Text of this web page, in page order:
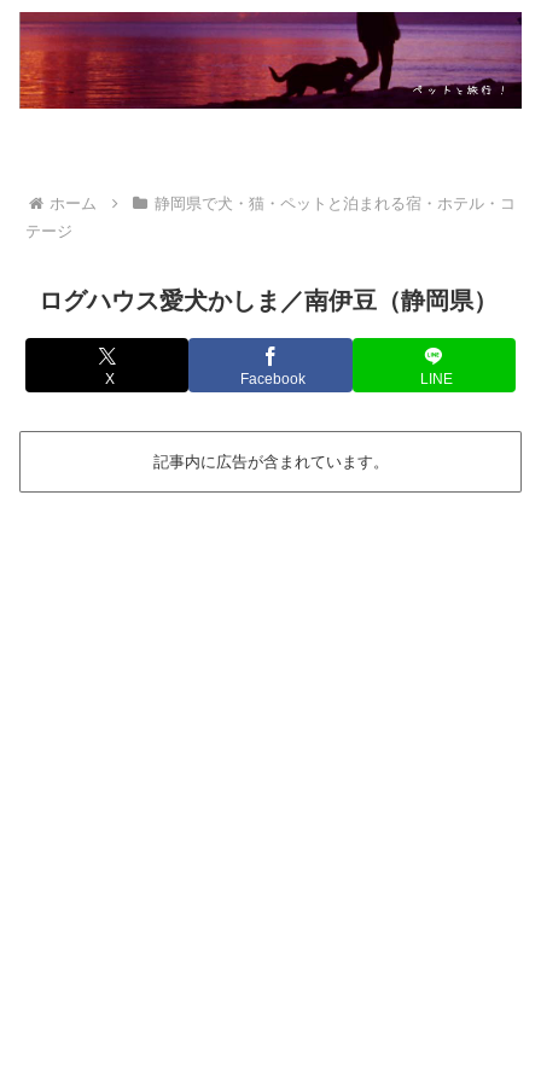
ホーム
静岡県で犬・猫・ペットと泊まれる宿・ホテル・コ
テージ
ログハウス愛犬かしま／南伊豆（静岡県）
X Facebook LINE
記事内に広告が含まれています。